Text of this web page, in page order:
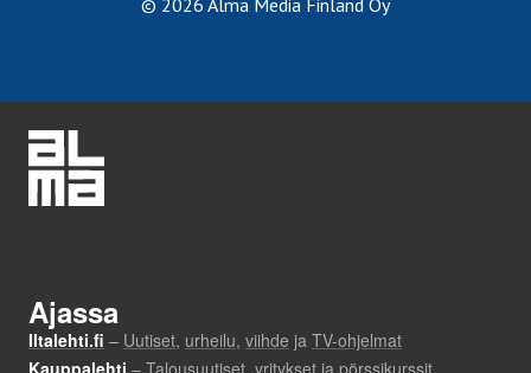
© 2026 Alma Media Finland Oy